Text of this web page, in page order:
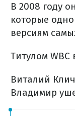
В 2008 году
которые
версиям
Титулом
Виталий
Владимир